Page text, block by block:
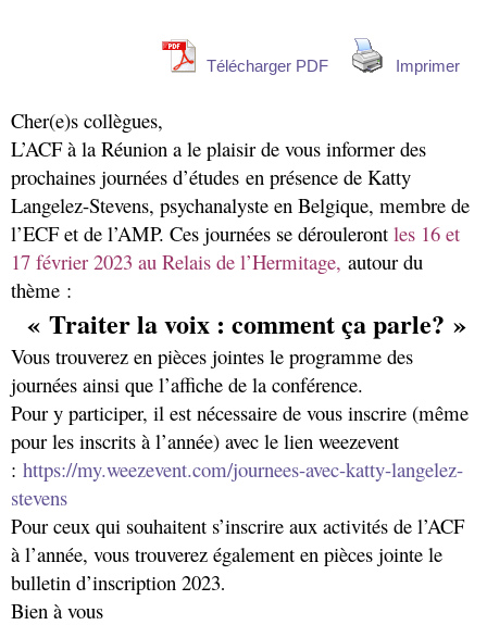
Télécharger PDF Imprimer
Cher(e)s collègues,
L’ACF à la Réunion a le plaisir de vous informer des
prochaines journées d’études en présence de Katty
Langelez-Stevens, psychanalyste en Belgique, membre de
l’ECF et de l’AMP. Ces journées se dérouleront les 16 et
17 février 2023 au Relais de l’Hermitage, autour du
thème :
« Traiter la voix : comment ça parle? »
Vous trouverez en pièces jointes le programme des
journées ainsi que l’affiche de la conférence.
Pour y participer, il est nécessaire de vous inscrire (même
pour les inscrits à l’année) avec le lien weezevent
: https://my.weezevent.com/journees-avec-katty-langelez-
stevens
Pour ceux qui souhaitent s’inscrire aux activités de l’ACF
à l’année, vous trouverez également en pièces jointe le
bulletin d’inscription 2023.
Bien à vous